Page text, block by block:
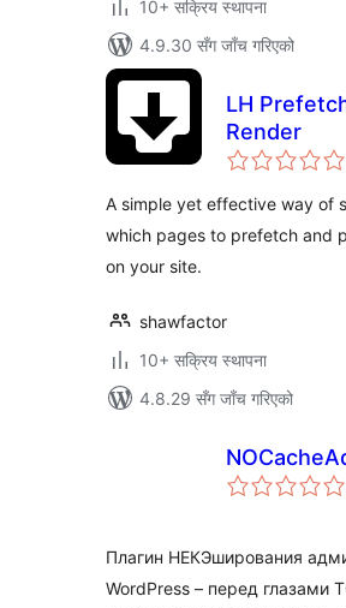
10+ सक्रिय स्थापना
4.9.30 सँग जाँच गरिएको
LH
Render
A simple yet effective way of
which pages to prefetch and
on your site.
shawfactor
10+ सक्रिय स्थापना
4.8.29 सँग जाँच गरिएको
Плагин НЕКЭширования
WordPress – перед глазами